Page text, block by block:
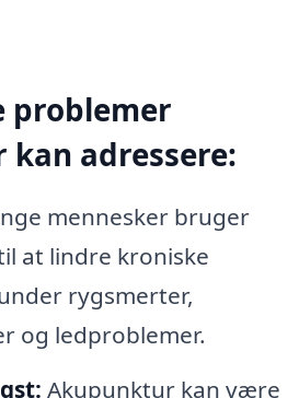
problemer
adressere:
mennesker bruger
at lindre kroniske
rygsmerter,
og ledproblemer.
Akupunktur kan være